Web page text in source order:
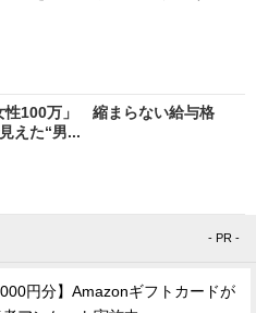
性100万」 縮まらない給与格
えた“男...
- PR -
円分】Amazonギフトカードが